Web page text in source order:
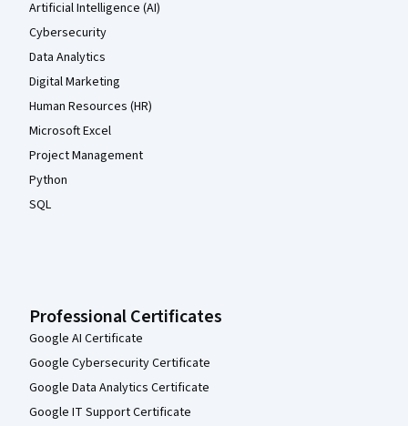
Artificial Intelligence (AI)
Cybersecurity
Data Analytics
Digital Marketing
Human Resources (HR)
Microsoft Excel
Project Management
Python
SQL
Professional Certificates
Google AI Certificate
Google Cybersecurity Certificate
Google Data Analytics Certificate
Google IT Support Certificate